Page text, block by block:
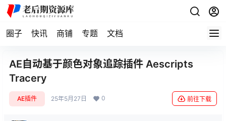
圈子 快讯 商铺 专题 文档
AE自动基于颜色对象追踪插件 Aescripts
Tracery
AE插件 25年5月27日 0 前往下载